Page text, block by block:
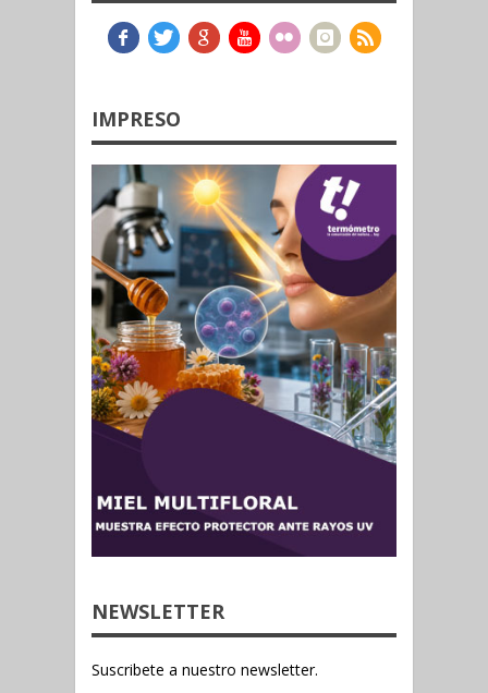
IMPRESO
NEWSLETTER
Suscribete a nuestro newsletter.